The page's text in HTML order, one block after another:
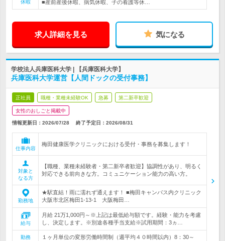
休暇
■産前産後休暇、病気休暇、子の看護等休…
求人詳細を見る 気になる
学校法人兵庫医科大学 | 【兵庫医科大学】
兵庫医科大学運営【人間ドックの受付事務】
正社員 職種・業種未経験OK 急募 第二新卒歓迎
女性のおしごと掲載中
情報更新日：2026/07/28 終了予定日： 2026/08/31
仕事内容
梅田健康医学クリニックにおける受付・事務を募集します！
対象と
なる方
【職種、業種未経験者・第二新卒者歓迎】協調性があり、明るく
対応できる前向きな方。コミュニケーション能力の高い方。
勤務地
★駅直結！雨に濡れず通えます！ ■梅田キャンパス内クリニック
大阪市北区梅田1-13-1 大阪梅田…
給与
月給 21万1,000円～※上記は最低給与額です。経験・能力を考慮
し、決定します。※別途各種手当支給※試用期間：3ヵ…
勤務
１ヶ月単位の変形労働時間制（週平均４０時間以内）8：30～